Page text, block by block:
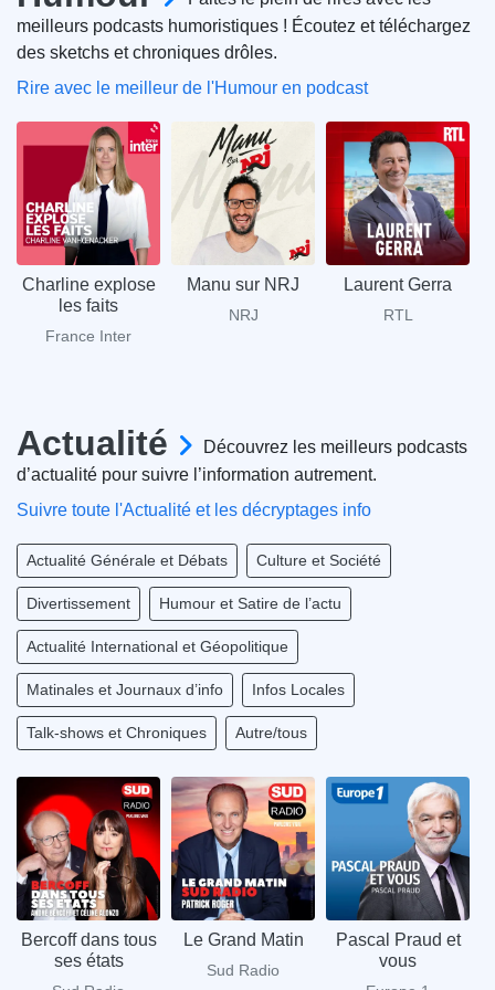
meilleurs podcasts humoristiques ! Écoutez et téléchargez
des sketchs et chroniques drôles.
Rire avec le meilleur de l'Humour en podcast
Charline explose
les faits
France Inter
Manu sur NRJ
NRJ
Laurent Gerra
RTL
Actualité
Découvrez les meilleurs podcasts
d’actualité pour suivre l’information autrement.
Suivre toute l'Actualité et les décryptages info
Actualité Générale et Débats Culture et Société
Divertissement Humour et Satire de l’actu
Actualité International et Géopolitique
Matinales et Journaux d’info Infos Locales
Talk-shows et Chroniques Autre/tous
Bercoff dans tous
ses états
Le Grand Matin
Sud Radio
Pascal Praud et
vous